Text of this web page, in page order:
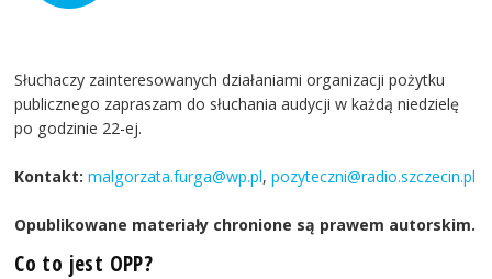
Słuchaczy zainteresowanych działaniami organizacji pożytku
publicznego zapraszam do słuchania audycji w każdą niedzielę
po godzinie 22-ej.
Kontakt: malgorzata.furga@wp.pl,pozyteczni@radio.szczecin.pl
Opublikowane materiały chronione są prawem autorskim.
Co to jest OPP?